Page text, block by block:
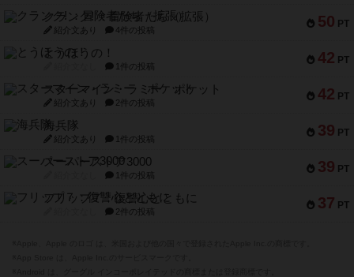
50 PT
クランク! ：冒険者たち（拡張）
紹介文あり 4件の投稿
42 PT
とうほうの！
1件の投稿
42 PT
スターマイン・ラミー ポケット
紹介文あり 2件の投稿
39 PT
海兵隊
紹介文あり 1件の投稿
39 PT
スーパーストア3000
1件の投稿
37 PT
フリップ７：復讐心とともに
2件の投稿